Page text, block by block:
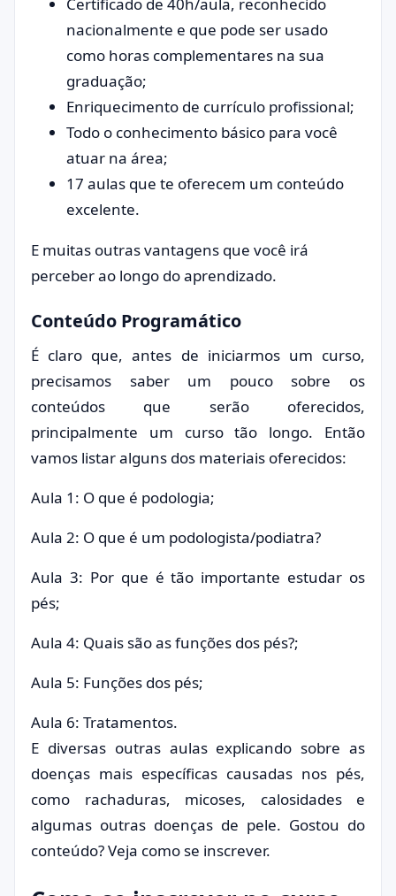
nacionalmente e que pode ser usado
como horas complementares na sua
graduação;
Enriquecimento de currículo profissional;
Todo o conhecimento básico para você
atuar na área;
17 aulas que te oferecem um conteúdo
excelente.
E muitas outras vantagens que você irá
perceber ao longo do aprendizado.
Conteúdo Programático
É claro que, antes de iniciarmos um curso,
precisamos saber um pouco sobre os
conteúdos que serão oferecidos,
principalmente um curso tão longo. Então
vamos listar alguns dos materiais oferecidos:
Aula 1: O que é podologia;
Aula 2: O que é um podologista/podiatra?
Aula 3: Por que é tão importante estudar os
pés;
Aula 4: Quais são as funções dos pés?;
Aula 5: Funções dos pés;
Aula 6: Tratamentos.
E diversas outras aulas explicando sobre as
doenças mais específicas causadas nos pés,
como rachaduras, micoses, calosidades e
algumas outras doenças de pele. Gostou do
conteúdo? Veja como se inscrever.